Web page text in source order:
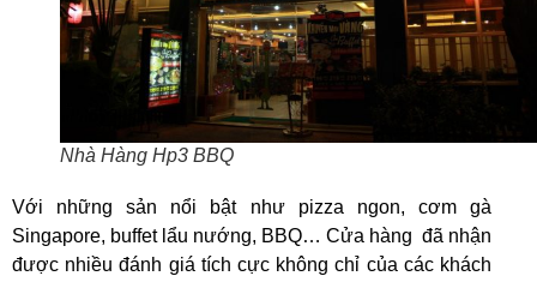
Nhà Hàng Hp3 BBQ
Với những sản nổi bật như pizza ngon, cơm gà
Singapore, buffet lẩu nướng, BBQ… Cửa hàng đã nhận
được nhiều đánh giá tích cực không chỉ của các khách